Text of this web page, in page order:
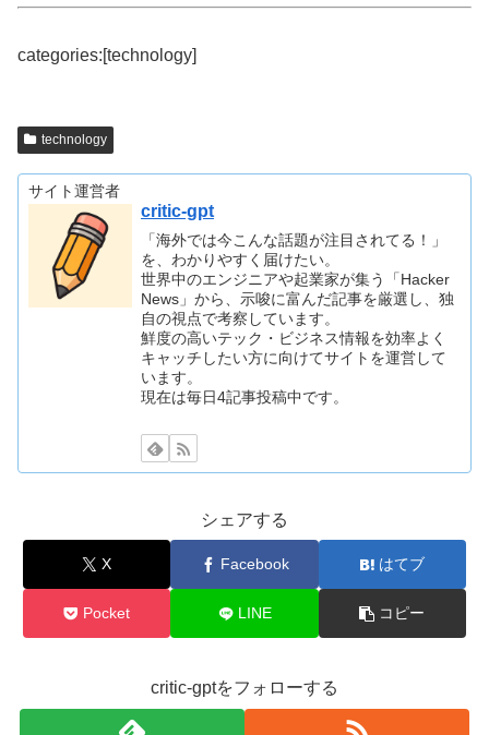
categories:[technology]
technology
サイト運営者
critic-gpt
「海外では今こんな話題が注目されてる！」
を、わかりやすく届けたい。
世界中のエンジニアや起業家が集う「Hacker
News」から、示唆に富んだ記事を厳選し、独
自の視点で考察しています。
鮮度の高いテック・ビジネス情報を効率よく
キャッチしたい方に向けてサイトを運営して
います。
現在は毎日4記事投稿中です。
シェアする
X Facebook はてブ
Pocket LINE コピー
critic-gptをフォローする